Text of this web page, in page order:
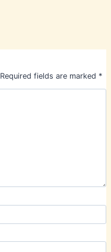
Required fields are marked *